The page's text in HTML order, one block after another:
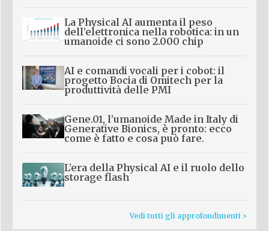
La Physical AI aumenta il peso
dell’elettronica nella robotica: in un
umanoide ci sono 2.000 chip
AI e comandi vocali per i cobot: il
progetto Bocia di Omitech per la
produttività delle PMI
Gene.01, l’umanoide Made in Italy di
Generative Bionics, è pronto: ecco
come è fatto e cosa può fare.
L’era della Physical AI e il ruolo dello
storage flash
Vedi tutti gli approfondimenti >